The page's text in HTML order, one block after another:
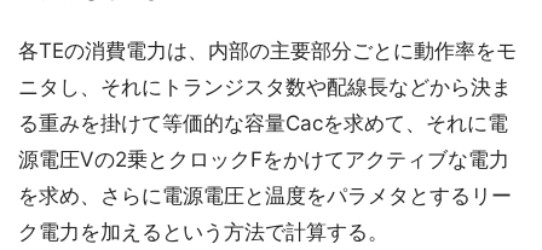
各TEの消費電力は、内部の主要部分ごとに動作率をモ
ニタし、それにトランジスタ数や配線長などから決ま
る重みを掛けて等価的な容量Cacを求めて、それに電
源電圧Vの2乗とクロックFをかけてアクティブな電力
を求め、さらに電源電圧と温度をパラメタとするリー
ク電力を加えるという方法で計算する。